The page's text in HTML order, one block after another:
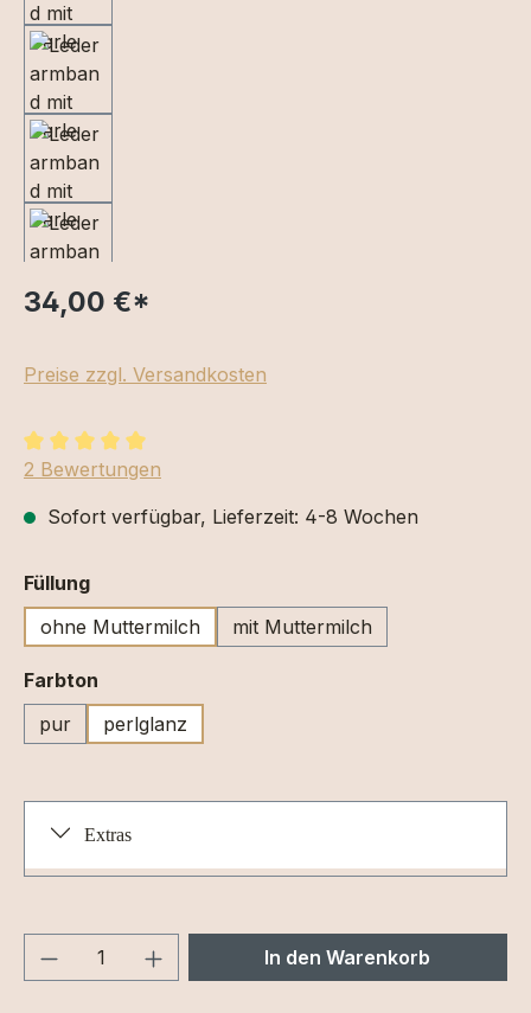
34,00 €*
Preise zzgl. Versandkosten
Durchschnittliche Bewertung von 5 von 5 Sternen
2 Bewertungen
Sofort verfügbar, Lieferzeit: 4-8 Wochen
Füllungauswählen
ohne Muttermilch
mit Muttermilch
Farbton
pur
perlglanz
Extras
Produkt Anzahl: Gib denIn den Warenkorb